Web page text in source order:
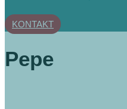
KONTAKT
Pepe